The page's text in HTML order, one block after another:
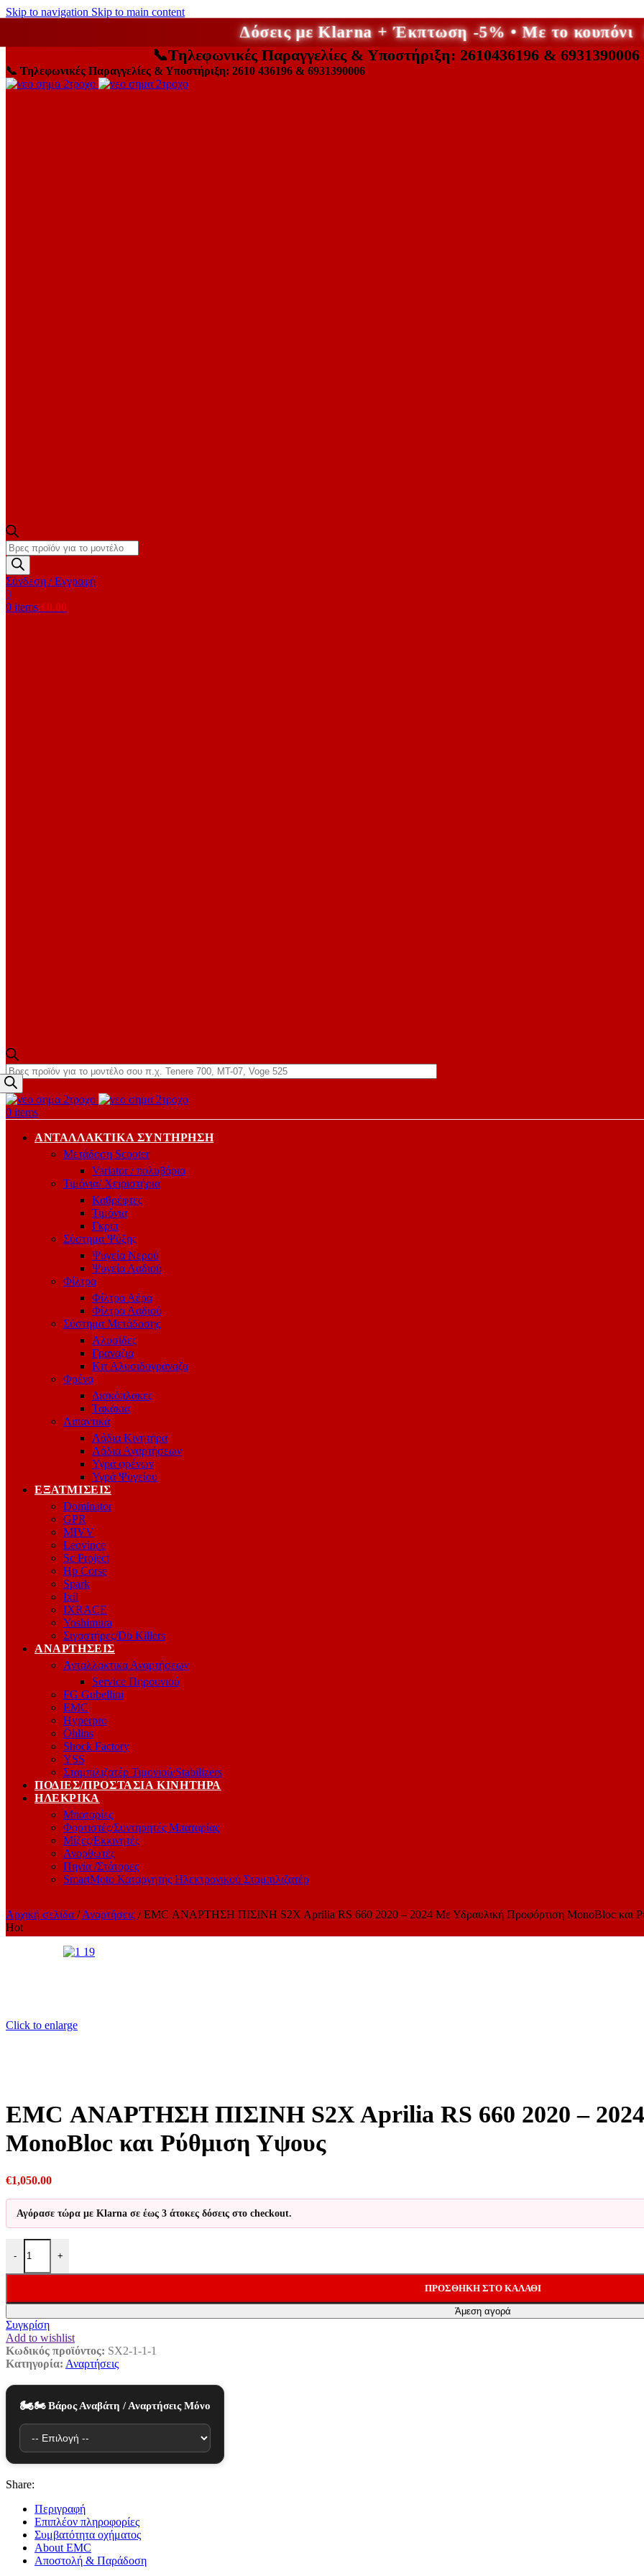
Skip to navigation Skip to main content
Δόσεις με Klarna + Έκπτωση -5% • Με το
📞Τηλεφωνικές Παραγγελίες & Υποστήριξη: 2610436196 & 6931390006
📞 Τηλεφωνικές Παραγγελίες & Υποστήριξη: 2610 436196 & 6931390006
Products
search
Σύνδεση / Εγγραφή
0
0 items €0.00
Products
search
0 items
ΑΝΤΑΛΛΑΚΤΙΚΆ ΣΥΝΤΉΡΗΣΗ
Μετάδοση Scooter
Variator / πολυβάρια
Τιμόνια/ Χειριστήρια
Καθρέφτες
Τιμόνια
Γκριπ
Σύστημα Ψύξης
Ψυγεία Νερού
Ψυγεία Λαδιού
Φίλτρα
Φίλτρα Αέρα
Φίλτρα Λαδιού
Σύστημα Μετάδοσης
Αλυσίδες
Γραναζια
Κιτ Αλυσιδογράναζα
Φρένα
Δισκόπλακες
Τακάκια
Λιπαντικά
Λάδια Κινητήρα
Λάδια Αναρτήσεων
Υγρά φρένων
Υγρά Ψυγείου
ΕΞΑΤΜΊΣΕΙΣ
Dominator
GPR
MIVV
Leovince
Sc Project
Hp Corse
Spark
Ixil
IXRACE
Yoshimura
Σιγαστήρες/Db Killers
ΑΝΑΡΤΉΣΕΙΣ
Ανταλλακτικα Αναρτήσεων
Service Πηρουνιού
FG Gubellini
EMC
Hyperpro
Öhlins
Shock Factory
YSS
Σταμπιλιζατέρ Τιμονιού/Stabilizers
ΠΟΔΙΈΣ/ΠΡΟΣΤΑΣΊΑ ΚΙΝΗΤΉΡΑ
ΗΛΕΚΡΙΚΆ
Μπαταρίες
Φορτιστές/Συντηρητές Μπαταρίας
Μίζες/Εκκινητές
Ανορθωτές
Πηνία /Στάτορες
SmartMoto Καταργητής Ηλεκτρονικού Σταμπιλιζατέρ
Αρχική σελίδα / Αναρτήσεις / EMC ΑΝΑΡΤΗΣΗ ΠΙΣΙΝΗ S2X Aprilia RS 660 2020 – 2024 Με Υδραυλική Προφόρτιση MonoBloc και
Hot
Click to enlarge
EMC ΑΝΑΡΤΗΣΗ ΠΙΣΙΝΗ S2X Aprilia RS 660 2020 –
MonoBloc και Ρύθμιση Υψους
€1,050.00
Αγόρασε τώρα με Klarna σε έως 3 άτοκες δόσεις στο checkout.
-
EMC ΑΝΑΡΤΗΣΗ ΠΙΣΙΝΗ S2X Aprilia RS 660 2020 - 2024 Με Υδραυλική Προφόρτιση MonoBloc και Ρύθμιση Υψους ποσότητα
+
ΠΡΟΣΘΉΚΗ ΣΤΟ ΚΑΛΆΘΙ
Άμεση αγορά
Συγκρίση
Add to wishlist
Κωδικός προϊόντος: SX2-1-1-1
Κατηγορία: Αναρτήσεις
🏍️ Βάρος Αναβάτη / Αναρτήσεις Μόνο
Share:
Περιγραφή
Επιπλέον πληροφορίες
Συμβατότητα οχήματος
About EMC
Αποστολή & Παράδοση